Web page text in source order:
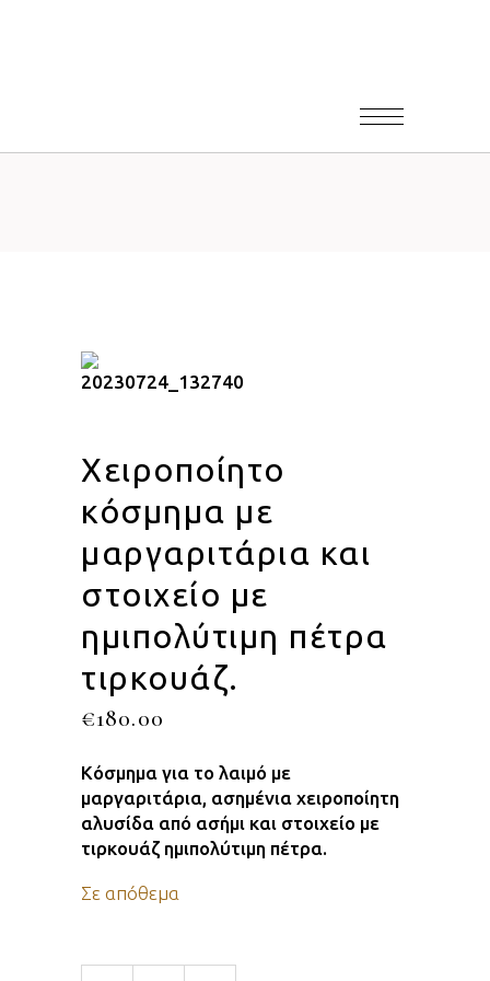
Χειροποίητο
κόσμημα με
μαργαριτάρια και
στοιχείο με
ημιπολύτιμη πέτρα
τιρκουάζ.
€180.00
Κόσμημα για το λαιμό με
μαργαριτάρια, ασημένια χειροποίητη
αλυσίδα από ασήμι και στοιχείο με
τιρκουάζ ημιπολύτιμη πέτρα.
Σε απόθεμα